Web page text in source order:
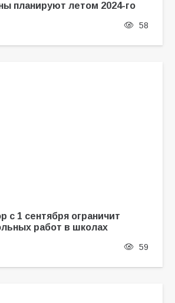
планируют летом 2024-го
58
с 1 сентября ограничит
работ в школах
59